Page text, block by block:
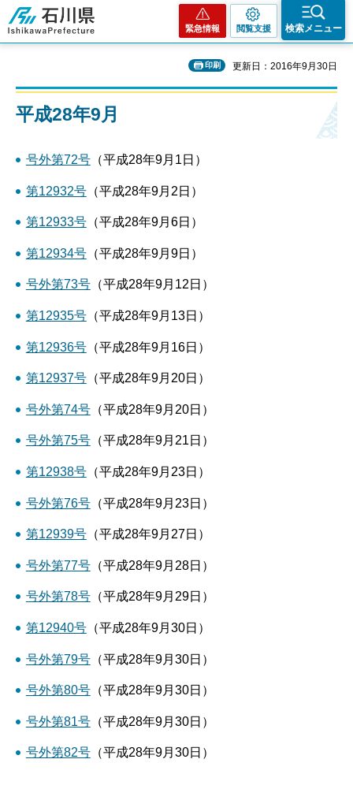
石川県
緊急情報 閲覧支援 検索メニュー
印刷 更新日：2016年9月30日
平成28年9月
号外第72号（平成28年9月1日）
第12932号（平成28年9月2日）
第12933号（平成28年9月6日）
第12934号（平成28年9月9日）
号外第73号（平成28年9月12日）
第12935号（平成28年9月13日）
第12936号（平成28年9月16日）
第12937号（平成28年9月20日）
号外第74号（平成28年9月20日）
号外第75号（平成28年9月21日）
第12938号（平成28年9月23日）
号外第76号（平成28年9月23日）
第12939号（平成28年9月27日）
号外第77号（平成28年9月28日）
号外第78号（平成28年9月29日）
第12940号（平成28年9月30日）
号外第79号（平成28年9月30日）
号外第80号（平成28年9月30日）
号外第81号（平成28年9月30日）
号外第82号（平成28年9月30日）